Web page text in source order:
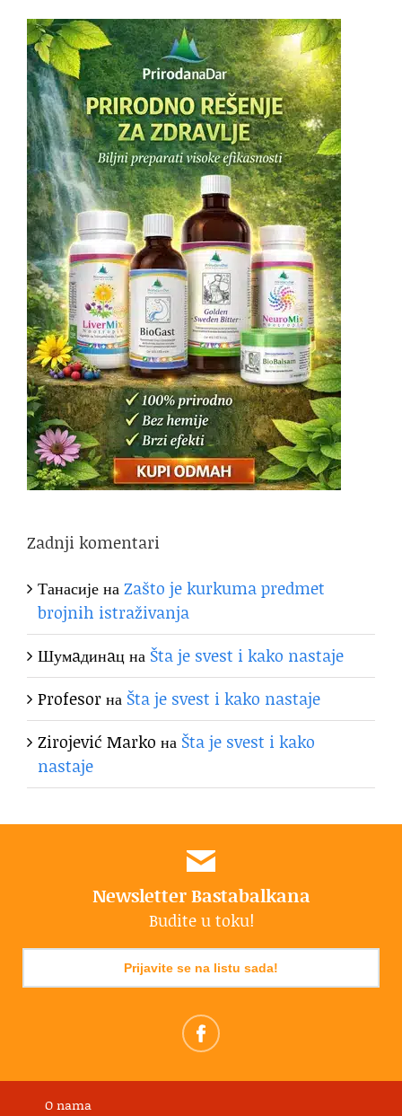
Zadnji komentari
ТанасијенаZašto je kurkuma predmet
brojnih istraživanja
Шумaдинaцна Šta je svest i kako nastaje
Profesorна Šta je svest i kako nastaje
Zirojević Marko на Šta je svest i kako
nastaje
Newsletter Bastabalkana
Budite u toku!
Prijavite se na listu sada!
O nama